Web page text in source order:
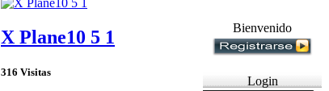
X Plane10 5 1
316 Visitas
Bienvenido
Login